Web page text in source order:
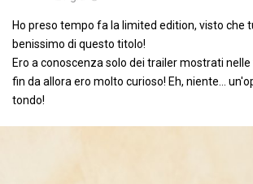
Ho preso tempo fa la limited edition, visto che
benissimo di questo titolo!
Ero a conoscenza solo dei trailer mostrati
fin da allora ero molto curioso! Eh, niente...
tondo!